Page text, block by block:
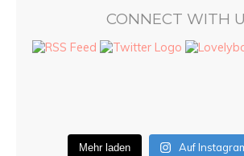
CONNECT WITH
Mehr laden Auf